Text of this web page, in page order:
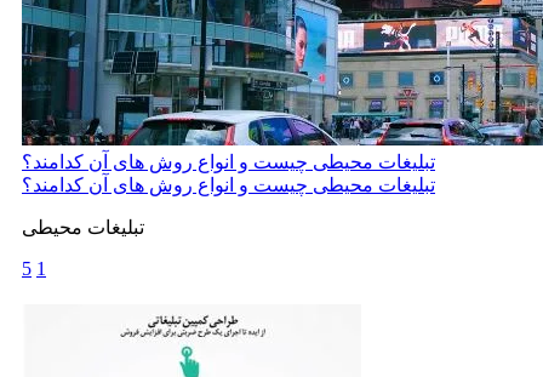
تبلیغات محیطی چیست و انواع روش های آن کدامند؟
تبلیغات محیطی چیست و انواع روش های آن کدامند؟
تبلیغات محیطی
5 1